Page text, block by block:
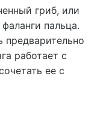
гриб, или
пальца.
предварительно
работает с
ее с